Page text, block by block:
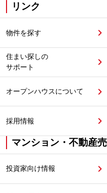
リンク
物件を探す
住まい探しの
サポート
オープンハウスについて
採用情報
マンション・不動産
投資家向け情報